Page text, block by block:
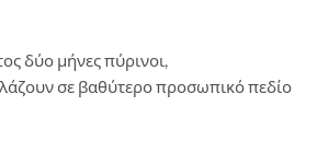
δύο μήνες πύρινοι,
σε βαθύτερο προσωπικό πεδίο